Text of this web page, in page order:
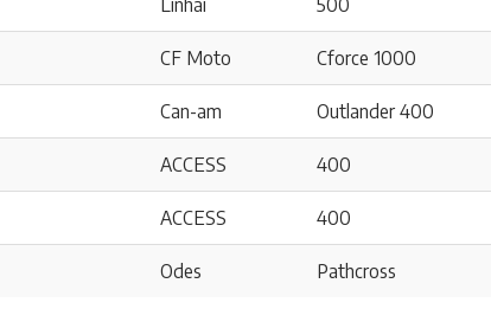
Linhai 500
CF Moto Cforce 1000
Can-am Outlander 400
ACCESS 400
ACCESS 400
Odes Pathcross